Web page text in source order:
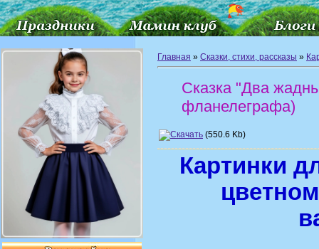
Главная » Сказки, стихи, рассказы »
Сказка "Два
фланелеграфа)
(550.6 Kb)
Картинки